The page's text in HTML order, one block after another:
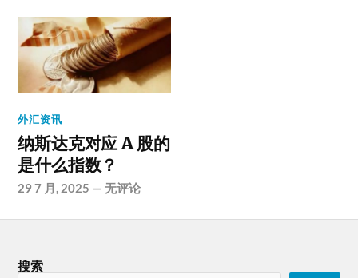
外汇资讯
纳斯达克对应 A 股的
是什么指数？
29 7 月, 2025 —无评论
搜索